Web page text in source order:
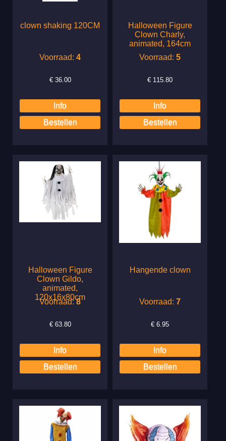
clown shaking 120CM
Voorraad:4
€ 36.00
Halloween Figure
Clown Charly,
animated, 164cm
Voorraad:5
€ 115.80
Halloween Figure
Clown Gildo,
animated,
120x16x80cm
Voorraad:8
€ 63.80
Hangende clown
Voorraad:7
€6.95